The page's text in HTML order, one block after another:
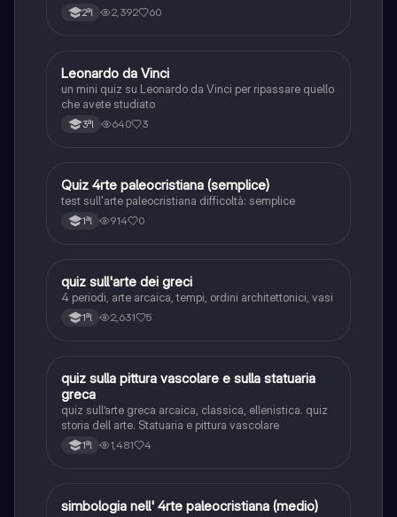
2ªl 2,392 60
LStoria dell'arte
Leonardo da Vinci
un mini quiz su Leonardo da Vinci per ripassare quello
che avete studiato
3ªl 640 3
QStoria dell'arte
Quiz 4rte paleocristiana (semplice)
test sull'arte paleocristiana difficoltà: semplice
1ªl 914 0
QStoria dell'arte
quiz sull'arte dei greci
4 periodi, arte arcaica, tempi, ordini architettonici, vasi
1ªl 2,631 5
QStoria dell'arte
quiz sulla pittura vascolare e sulla statuaria
greca
quiz sull’arte greca arcaica, classica, ellenistica. quiz
storia dell arte. Statuaria e pittura vascolare
1ªl 1,481 4
SStoria dell'arte
simbologia nell' 4rte paleocristiana (medio)